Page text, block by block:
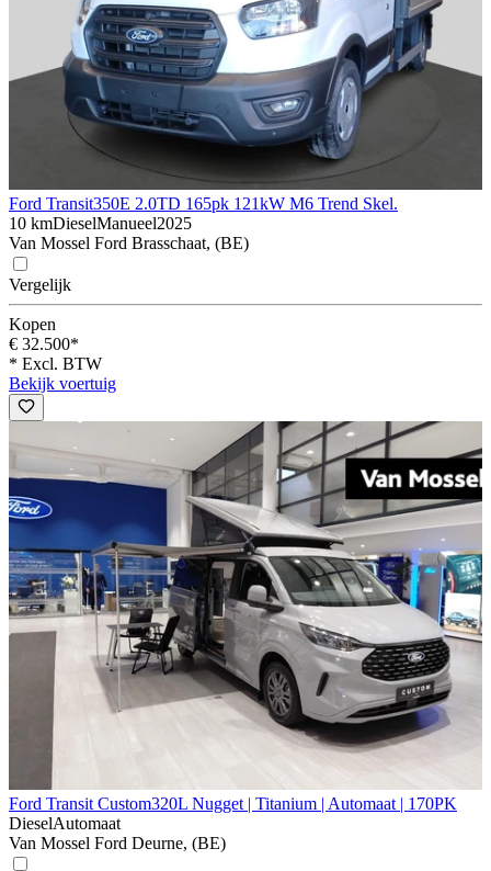
Ford Transit350E 2.0TD 165pk 121kW M6 Trend Skel.
10 kmDieselManueel2025
Van Mossel Ford Brasschaat, (BE)
Vergelijk
Kopen
€ 32.500*
* Excl. BTW
Bekijk voertuig
Ford Transit Custom320L Nugget | Titanium | Automaat | 170PK
DieselAutomaat
Van Mossel Ford Deurne, (BE)